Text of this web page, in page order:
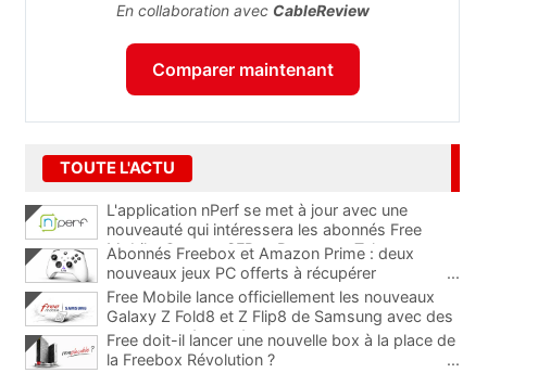
En collaboration avec CableReview
Comparer maintenant
TOUTE L'ACTU
L'application nPerf se met à jour avec une
nouveauté qui intéressera les abonnés Free
Mobile, Orange, SFR et Bouygues Telecom
Abonnés Freebox et Amazon Prime : deux
nouveaux jeux PC offerts à récupérer
...
Free Mobile lance officiellement les nouveaux
Galaxy Z Fold8 et Z Flip8 de Samsung avec des
promos et des cadeaux
...
Free doit-il lancer une nouvelle box à la place de
la Freebox Révolution ?
...